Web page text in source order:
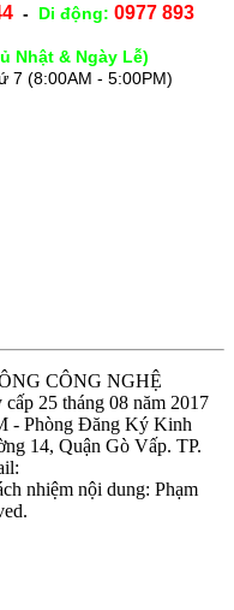
- Di động: 0977 893
Nhật & Ngày Lễ)
7 (8:00AM - 5:00PM)
CÔNG NGHỆ
25 tháng 08 năm 2017
- Phòng Đăng Ký Kinh
14, Quận Gò Vấp. TP.
nhiệm nội dung: Phạm